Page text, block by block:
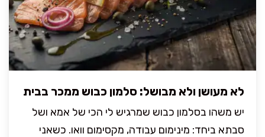
לא מעושן ולא מבושל: סלמון כבוש ממכר בבית
יש משהו בסלמון כבוש שמרגיש לי הכי של אמא ושל
סבתא ביחד: מינימום עבודה, מקסימום וואו. כשאני